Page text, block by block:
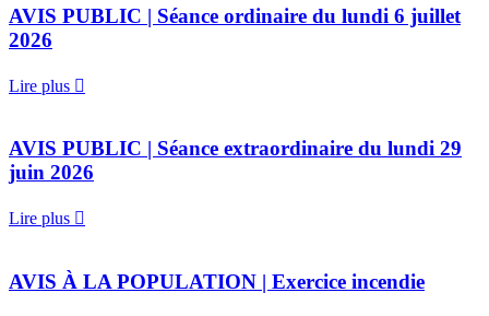
AVIS PUBLIC | Séance ordinaire du lundi 6 juillet
2026
Lire plus
AVIS PUBLIC | Séance extraordinaire du lundi 29
juin 2026
Lire plus
AVIS À LA POPULATION | Exercice incendie